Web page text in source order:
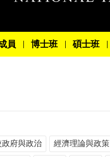
員 博士班 碩士班
政府與政治 經濟理論與政策